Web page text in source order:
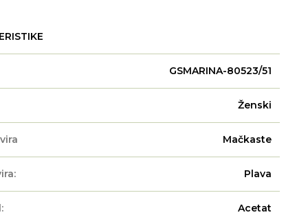
GSMARINA-80523/51
Ženski
Mačkaste
Plava
Acetat